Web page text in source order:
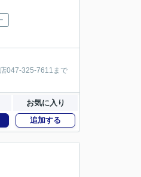
047-325-7611まで
お気に入り
追加する